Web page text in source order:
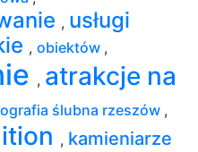
, usługi
, obiektów ,
, atrakcje na
ślubna rzeszów ,
, kamieniarze